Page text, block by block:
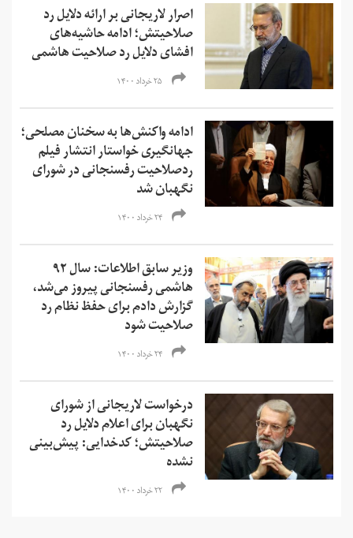
اصرار لاریجانی بر ارائه دلایل رد
صلاحیتش؛ ادامه حاشیه‌های
افشای دلایل رد صلاحیت‌ هاشمی
۲۵ خرداد ۱۴۰۰
ادامه واکنش‌ها به سخنان مصلحی؛
جهانگیری خواستار انتشار فیلم
ردصلاحیت رفسنجانی در شورای
نگهبان شد
۲۴ خرداد ۱۴۰۰
وزیر سابق اطلاعات: سال ۹۲
هاشمی رفسنجانی پیروز می‌شد،
گزارش دادم برای حفظ نظام رد
صلاحیت شود
۲۴ خرداد ۱۴۰۰
درخواست لاریجانی از شورای
نگهبان برای اعلام دلایل رد
صلاحیتش؛ کدخدایی: پیش‌بینی
نشده
۲۲ خرداد ۱۴۰۰